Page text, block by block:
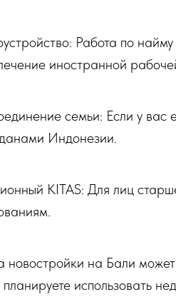
Работа по
иностранной
семьи: Если у вас
Индонезии.
KITAS: Для лиц
новостройки на Бали
использовать